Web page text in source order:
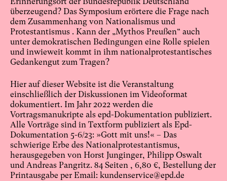
überzeugend? Das Symposium erörtere die Frage nach
dem Zusammenhang von Nationalismus und
Protestantismus . Kann der „Mythos Preußen“ auch
unter demokratischen Bedingungen eine Rolle spielen
und inwieweit kommt in ihm nationalprotestantisches
Gedankengut zum Tragen?
Hier auf dieser Website ist die Veranstaltung
einschließlich der Diskussionen im Videoformat
dokumentiert. Im Jahr 2022 werden die
Vortragsmanukripte als epd-Dokumentation publiziert.
Alle Vorträge sind in Textform publiziert als Epd-
Dokumentation 5-6/23: »Gott mit uns!« – Das
schwierige Erbe des Nationalprotestantismus,
herausgegeben von Horst Junginger, Philipp Oswalt
und Andreas Pangritz. 84 Seiten , 6,80 €, Bestellung der
Printausgabe per Email: kundenservice@epd.de